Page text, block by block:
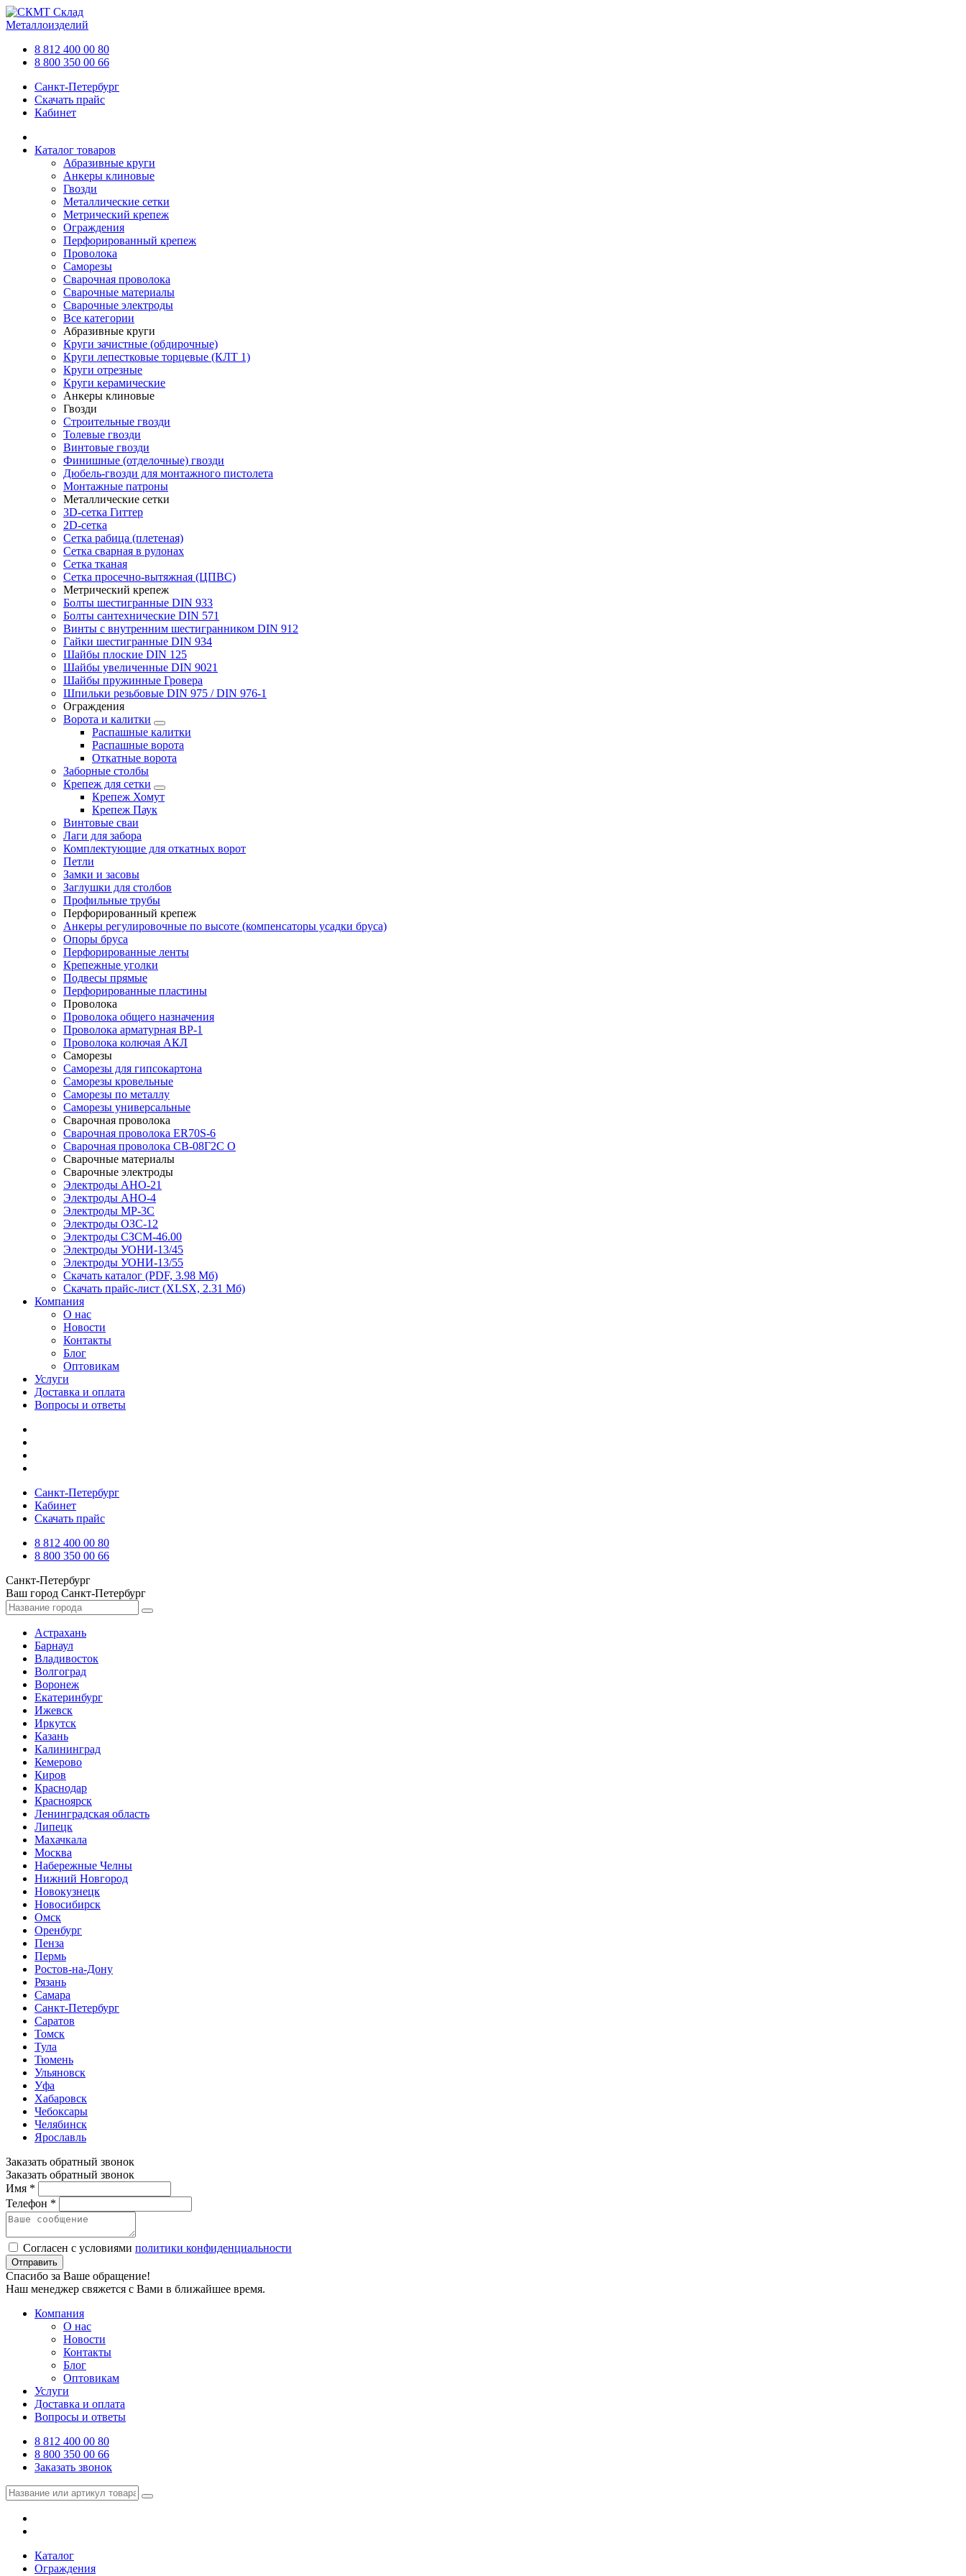
Склад
Металлоизделий
8 812 400 00 80
8 800 350 00 66
Санкт-Петербург
Скачать прайс
Кабинет
Каталог товаров
Абразивные круги
Анкеры клиновые
Гвозди
Металлические сетки
Метрический крепеж
Ограждения
Перфорированный крепеж
Проволока
Саморезы
Сварочная проволока
Сварочные материалы
Сварочные электроды
Все категории
Абразивные круги
Круги зачистные (обдирочные)
Круги лепестковые торцевые (КЛТ 1)
Круги отрезные
Круги керамические
Анкеры клиновые
Гвозди
Строительные гвозди
Толевые гвозди
Винтовые гвозди
Финишные (отделочные) гвозди
Дюбель-гвозди для монтажного пистолета
Монтажные патроны
Металлические сетки
3D-сетка Гиттер
2D-сетка
Сетка рабица (плетеная)
Сетка сварная в рулонах
Сетка тканая
Сетка просечно-вытяжная (ЦПВС)
Метрический крепеж
Болты шестигранные DIN 933
Болты сантехнические DIN 571
Винты с внутренним шестигранником DIN 912
Гайки шестигранные DIN 934
Шайбы плоские DIN 125
Шайбы увеличенные DIN 9021
Шайбы пружинные Гровера
Шпильки резьбовые DIN 975 / DIN 976-1
Ограждения
Ворота и калитки
Распашные калитки
Распашные ворота
Откатные ворота
Заборные столбы
Крепеж для сетки
Крепеж Хомут
Крепеж Паук
Винтовые сваи
Лаги для забора
Комплектующие для откатных ворот
Петли
Замки и засовы
Заглушки для столбов
Профильные трубы
Перфорированный крепеж
Анкеры регулировочные по высоте (компенсаторы усадки бруса)
Опоры бруса
Перфорированные ленты
Крепежные уголки
Подвесы прямые
Перфорированные пластины
Проволока
Проволока общего назначения
Проволока арматурная ВР-1
Проволока колючая АКЛ
Саморезы
Саморезы для гипсокартона
Саморезы кровельные
Саморезы по металлу
Саморезы универсальные
Сварочная проволока
Сварочная проволока ER70S-6
Сварочная проволока СВ-08Г2С О
Сварочные материалы
Сварочные электроды
Электроды АНО-21
Электроды АНО-4
Электроды МР-3С
Электроды ОЗС-12
Электроды СЗСМ-46.00
Электроды УОНИ-13/45
Электроды УОНИ-13/55
Скачать каталог (PDF, 3.98 Мб)
Скачать прайс-лист (XLSX, 2.31 Мб)
Компания
О нас
Новости
Контакты
Блог
Оптовикам
Услуги
Доставка и оплата
Вопросы и ответы
Санкт-Петербург
Кабинет
Скачать прайс
8 812 400 00 80
8 800 350 00 66
Санкт-Петербург
Ваш город Санкт-Петербург
Астрахань
Барнаул
Владивосток
Волгоград
Воронеж
Екатеринбург
Ижевск
Иркутск
Казань
Калининград
Кемерово
Киров
Краснодар
Красноярск
Ленинградская область
Липецк
Махачкала
Москва
Набережные Челны
Нижний Новгород
Новокузнецк
Новосибирск
Омск
Оренбург
Пенза
Пермь
Ростов-на-Дону
Рязань
Самара
Санкт-Петербург
Саратов
Томск
Тула
Тюмень
Ульяновск
Уфа
Хабаровск
Чебоксары
Челябинск
Ярославль
Заказать обратный звонок
Заказать обратный звонок
Имя *
Телефон *
Согласен с условиями политики конфиденциальности
Отправить
Спасибо за Ваше обращение!
Наш менеджер свяжется с Вами в ближайшее время.
Компания
О нас
Новости
Контакты
Блог
Оптовикам
Услуги
Доставка и оплата
Вопросы и ответы
8 812 400 00 80
8 800 350 00 66
Заказать звонок
Каталог
Ограждения